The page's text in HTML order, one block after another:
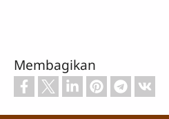
Membagikan